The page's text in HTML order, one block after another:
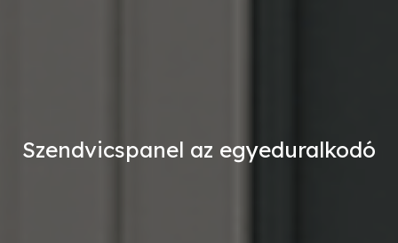
Szendvicspanel az egyeduralkodó